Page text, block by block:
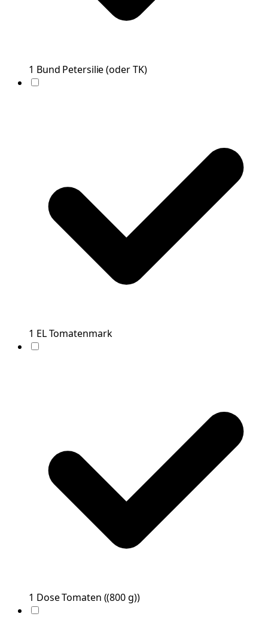
1 Bund Petersilie(oder TK)
1 ELTomatenmark
1 DoseTomaten ((800 g))